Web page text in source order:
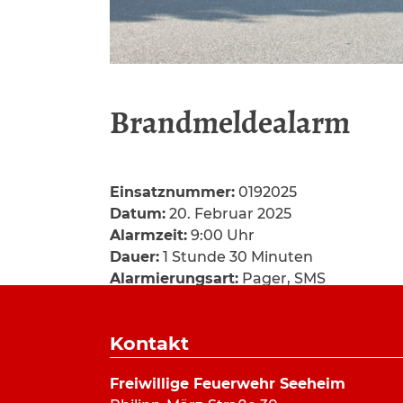
Brandmeldealarm
Einsatznummer: 0192025
Datum: 20. Februar 2025
Alarmzeit: 9:00 Uhr
Dauer: 1 Stunde 30 Minuten
Alarmierungsart: Pager, SMS
Mannschaftsstärke:
Weitere Kräfte:Feuerwehr
Kontakt
Freiwillige Feuerwehr Seeheim